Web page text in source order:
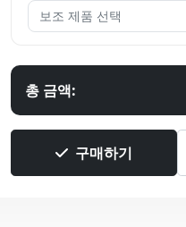
보조 제품 선택
총 금액:
구매하기